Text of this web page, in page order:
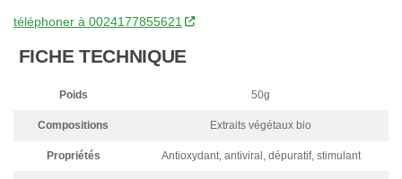
téléphoner à 0024177855621
FICHE TECHNIQUE
Poids 50g
Compositions Extraits végétaux bio
Propriétés Antioxydant, antiviral, dépuratif, stimulant